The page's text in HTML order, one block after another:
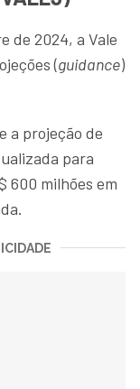
de 2024, a Vale
(guidance)
a projeção de
para
600 milhões em